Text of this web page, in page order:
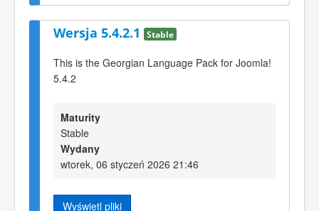
Wersja 5.4.2.1 Stable
This is the Georgian Language Pack for Joomla!
5.4.2
Maturity
Stable
Wydany
wtorek, 06 styczeń 2026 21:46
Wyświetl pliki